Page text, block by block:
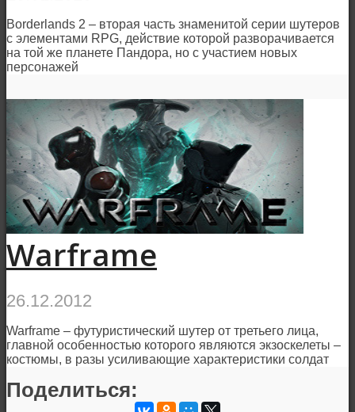
Borderlands 2 – вторая часть знаменитой серии шутеров
с элементами RPG, действие которой разворачивается
на той же планете Пандора, но с участием новых
персонажей
Warframe
26.12.2012
Warframe – футуристический шутер от третьего лица,
главной особенностью которого являются экзоскелеты –
костюмы, в разы усиливающие характеристики солдат
Поделиться: